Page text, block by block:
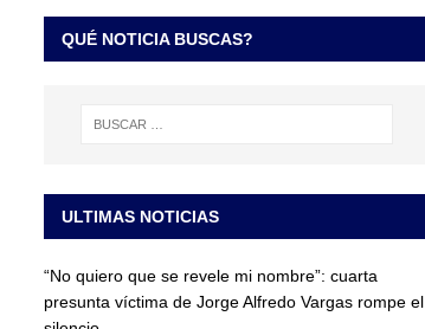
QUÉ NOTICIA BUSCAS?
ULTIMAS NOTICIAS
“No quiero que se revele mi nombre”: cuarta
presunta víctima de Jorge Alfredo Vargas rompe el